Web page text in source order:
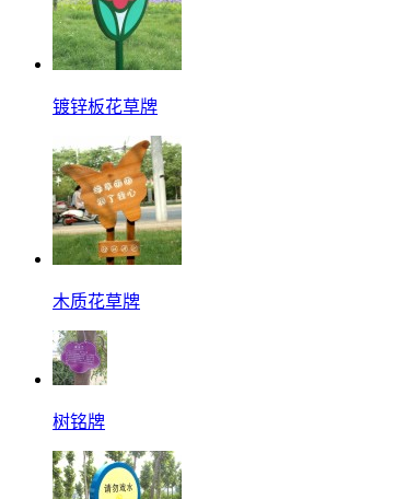
镀锌板花草牌
木质花草牌
树铭牌